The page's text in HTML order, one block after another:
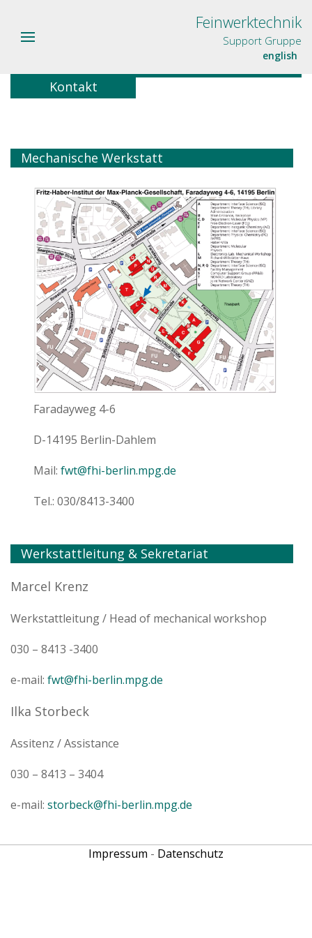
Feinwerktechnik
Support Gruppe
english
Kontakt
Mechanische Werkstatt
Faradayweg 4-6
D-14195 Berlin-Dahlem
Mail:fwt@fhi-berlin.mpg.de
Tel.: 030/8413-3400
Werkstattleitung & Sekretariat
Marcel Krenz
Werkstattleitung / Head of mechanical workshop
030 – 8413 -3400
e-mail: fwt@fhi-berlin.mpg.de
Ilka Storbeck
Assitenz / Assistance
030 – 8413 – 3404
e-mail: storbeck@fhi-berlin.mpg.de
Impressum - Datenschutz